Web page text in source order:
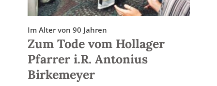
Im Alter von 90 Jahren
Zum Tode vom Hollager
Pfarrer i.R. Antonius
Birkemeyer